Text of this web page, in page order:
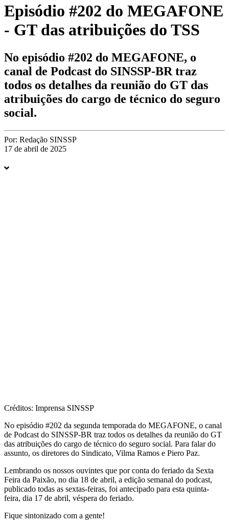
Episódio #202 do MEGAFONE
- GT das atribuições do TSS
No episódio #202 do MEGAFONE, o
canal de Podcast do SINSSP-BR traz
todos os detalhes da reunião do GT das
atribuições do cargo de técnico do seguro
social.
Por: Redação SINSSP
17 de abril de 2025
Créditos: Imprensa SINSSP
No episódio #202 da segunda temporada do MEGAFONE, o canal
de Podcast do SINSSP-BR traz todos os detalhes da reunião do GT
das atribuições do cargo de técnico do seguro social. Para falar do
assunto, os diretores do Sindicato, Vilma Ramos e Piero Paz.
Lembrando os nossos ouvintes que por conta do feriado da Sexta
Feira da Paixão, no dia 18 de abril, a edição semanal do podcast,
publicado todas as sextas-feiras, foi antecipado para esta quinta-
feira, dia 17 de abril, véspera do feriado.
Fique sintonizado com a gente!